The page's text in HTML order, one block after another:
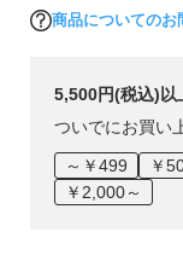
問
・ご使用のパソコ
多少異なる場合が
商品についてのお
5,500円(税込)以
ついでにお買い
～￥499
￥
￥2,000～